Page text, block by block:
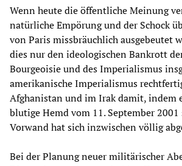
Wenn heute die öffentliche Meinung
natürliche Empörung und der Schock
von Paris missbräuchlich ausgebeutet
dies nur den ideologischen Bankrott
Bourgeoisie und des Imperialismus
amerikanische Imperialismus
Afghanistan und im Irak damit, indem
blutige Hemd vom 11. September 2001
Vorwand hat sich inzwischen völlig
Bei der Planung neuer militärischer